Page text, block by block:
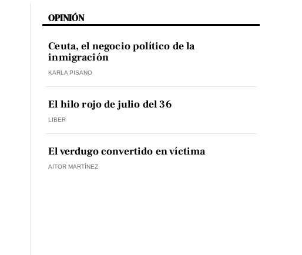
OPINIÓN
Ceuta, el negocio político de la
inmigración
KARLA PISANO
El hilo rojo de julio del 36
LIBER
El verdugo convertido en víctima
AITOR MARTÍNEZ